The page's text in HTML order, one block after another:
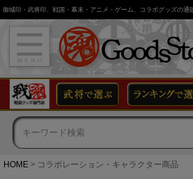
御城印・武将印、戦国・幕末・アニメ・ゲーム、コラボグッズの通
HOME コラボレーション・キャラクター商品